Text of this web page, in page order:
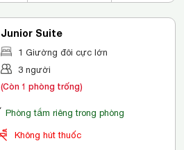
Junior Suite
1 Giường đôi cực lớn
3 người
(Còn 1 phòng trống)
Phòng tắm riêng trong phòng
Không hút thuốc